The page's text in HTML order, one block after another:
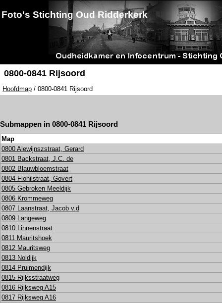
Foto's Stichting Oud Ridderkerk
0800-0841 Rijsoord
Hoofdmap / 0800-0841 Rijsoord
Submappen in 0800-0841 Rijsoord
Map
0800 Alewijnszstraat, Gerard
0801 Backstraat, J.C. de
0802 Blauwbloemstraat
0804 Flohilstraat, Govert
0805 Gebroken Meeldijk
0806 Krommeweg
0807 Laanstraat, Jacob v.d
0809 Langeweg
0810 Linnenstraat
0811 Mauritshoek
0812 Mauritsweg
0813 Noldijk
0814 Pruimendijk
0815 Rijksstraatweg
0816 Rijksweg A15
0817 Rijksweg A16